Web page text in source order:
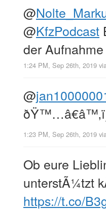
@
@KfzPodcast
der
1:24 PM, Sep 26th, 2019
@
ðŸ™…â€â™‚ï¸
1:23 PM, Sep 26th, 2019
Ob eure
unterstÃ¼tzt
https://t.co/